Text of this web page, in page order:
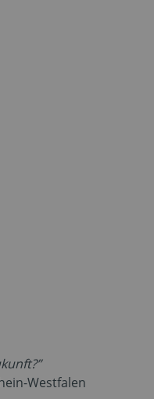
Westfalen